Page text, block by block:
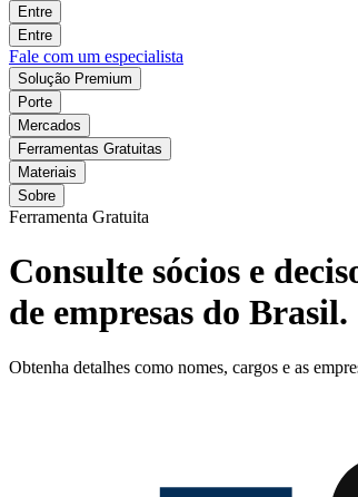
Entre
Entre
Fale com um especialista
Solução Premium
Porte
Mercados
Ferramentas Gratuitas
Materiais
Sobre
Ferramenta Gratuita
Consulte sócios e
de empresas do Brasil.
Obtenha detalhes como nomes, cargos e as